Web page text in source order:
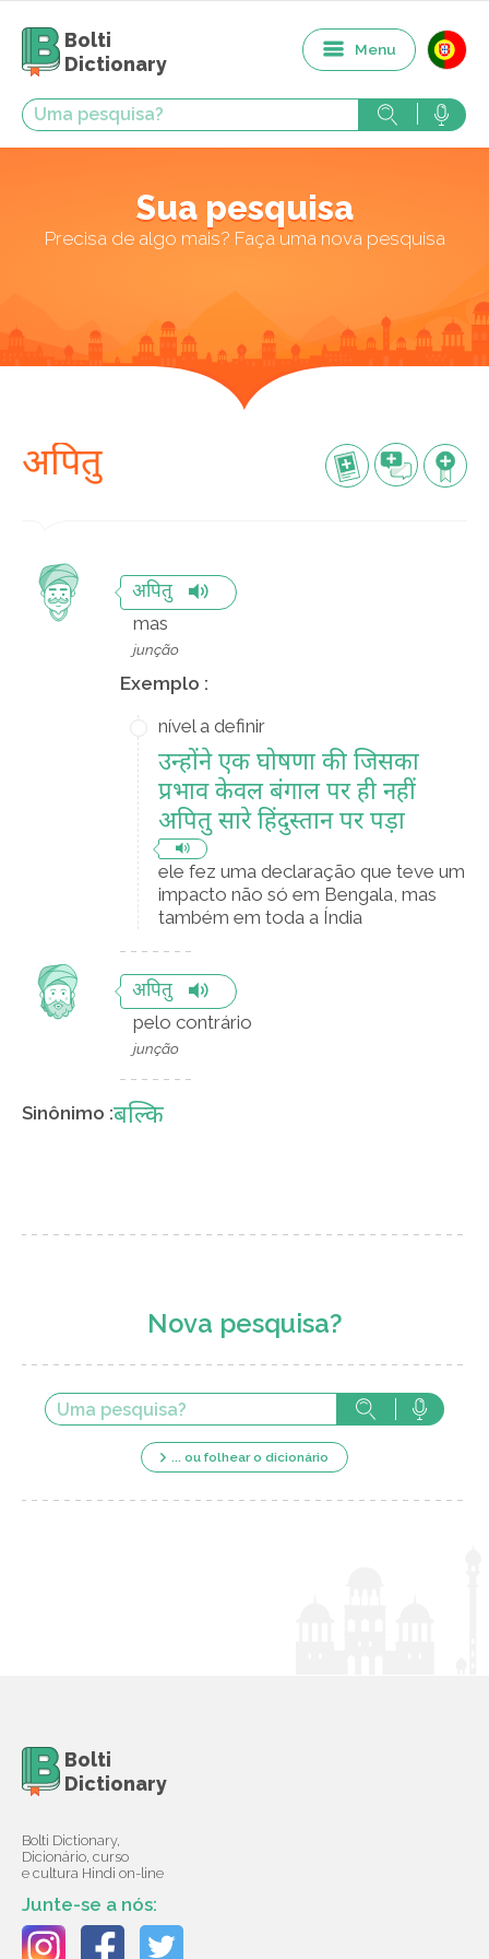
Bolti
Dictionary
Menu
Sua pesquisa
Precisa de algo mais? Faça uma nova pesquisa
अपितु
अपितु
mas
junção
Exemplo :
nível a definir
उन्होंने एक घोषणा की जिसका
प्रभाव केवल बंगाल पर ही नहीं
अपितु सारे हिंदुस्तान पर पड़ा
ele fez uma declaração que teve um
impacto não só em Bengala, mas
também em toda a Índia
अपितु
pelo contrário
junção
Sinônimo :बल्कि
Nova pesquisa?
... ou folhear o dicionário
Bolti
Dictionary
Bolti Dictionary,
Dicionário, curso
e cultura Hindi on-line
Junte-se a nós: